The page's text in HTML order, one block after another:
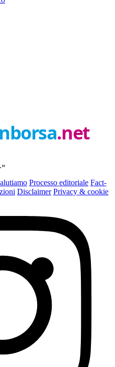
.net
Processo editoriale Fact-
Disclaimer Privacy & cookie